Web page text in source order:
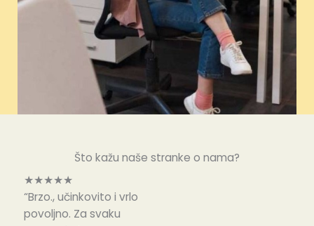
Što kažu naše stranke o nama?
★★★★★
“Brzo., učinkovito i vrlo
povoljno. Za svaku